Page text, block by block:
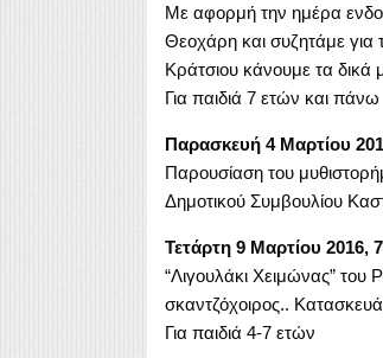
Με αφορμή την ημέρα
Θεοχάρη και συζητάμε για
Κράτσιου κάνουμε τα δικά
Για παιδιά 7 ετών και πάνω
Παρασκευή 4 Μαρτίου
Παρουσίαση του
Δημοτικού Συμβουλίου
Τετάρτη 9 Μαρτίου 2016,
“Λιγουλάκι Χειμώνας”
σκαντζόχοιρος..
Για παιδιά 4-7 ετών